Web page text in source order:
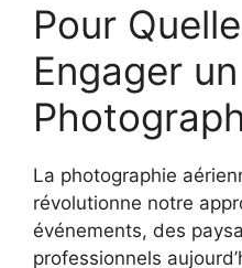
Pour
Engager un
La photographie
révolutionne notre
événements, des
professionnels